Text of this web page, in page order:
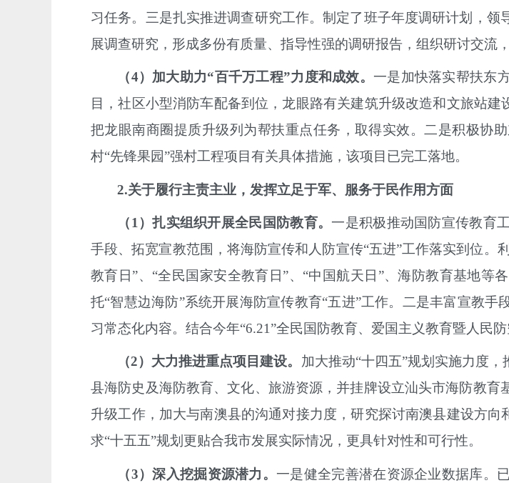
习任务。三是扎实推进调查研究工作。制定了班子年度调研计划，领
展调查研究，形成多份有质量、指导性强的调研报告，组织研讨交流，
（4）加大助力“百千万工程”力度和成效。 一是加快落实帮扶东
目，社区小型消防车配备到位，龙眼路有关建筑升级改造和文旅站
把龙眼南商圈提质升级列为帮扶重点任务，取得实效。二是积极协
村“先锋果园”强村工程项目有关具体措施，该项目已完工落地。
2.关于履行主责主业，发挥立足于军、服务于民作用方面
（1 ）扎实组织开展全民国防教育。 一是积极推动国防宣传教育
手段、拓宽宣教范围，将海防宣传和人防宣传“五进”工作落实到位。
教育日”、“全民国家安全教育日”、“中国航天日”、海防教育基地
托“智慧边海防”系统开展海防宣传教育“五进”工作。二是丰富宣教手
习常态化内容。结合今年“6.21”全民国防教育、爱国主义教育暨人民
（2）大力推进重点项目建设。 加大推动“十四五”规划实施力度
县海防史及海防教育、文化、旅游资源，并挂牌设立汕头市海防教
升级工作，加大与南澳县的沟通对接力度，研究探讨南澳县建设方向
求“十五五”规划更贴合我市发展实际情况，更具针对性和可行性。
（3）深入挖掘资源潜力。 一是健全完善潜在资源企业数据库。